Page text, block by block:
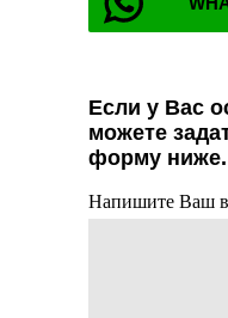
Напишите Ваш
Если у Вас
можете
форму ниже.